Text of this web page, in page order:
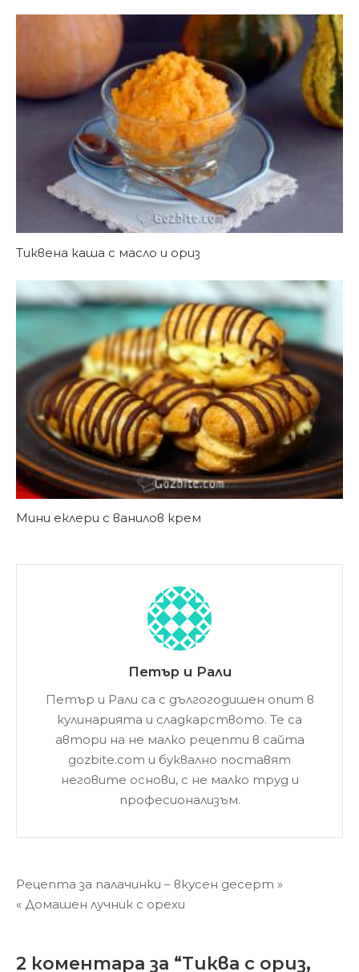
Тиквена каша с масло и ориз
Мини еклери с ванилов крем
Петър и Рали
Петър и Рали са с дългогодишен опит в
кулинарията и сладкарството. Те са
автори на не малко рецепти в сайта
gozbite.com и буквално поставят
неговите основи, с не малко труд и
професионализъм.
Навигация
Рецепта за палачинки – вкусен десерт »
« Домашен лучник с орехи
2 коментара за “Тиква с ориз,